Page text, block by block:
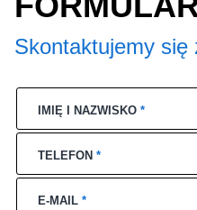
Skontaktujemy się
IMIĘ I NAZWISKO *
TELEFON *
E-MAIL *